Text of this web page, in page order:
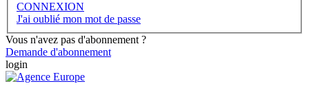
CONNEXION
J'ai oublié mon mot de passe
Vous n'avez pas d'abonnement ?
Demande d'abonnement
login